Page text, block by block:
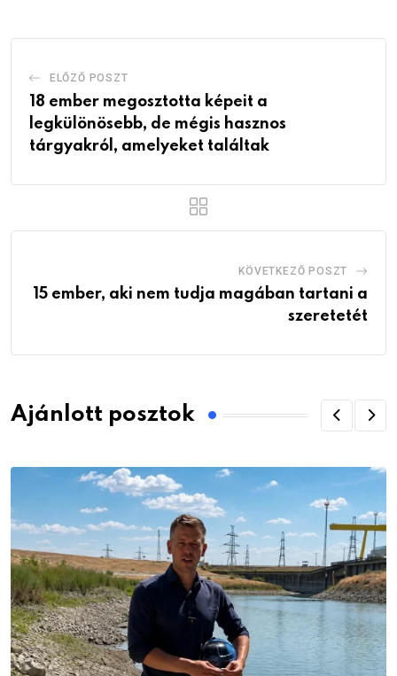
ELŐZŐ POSZT
18 ember megosztotta képeit a
legkülönösebb, de mégis hasznos
tárgyakról, amelyeket találtak
KÖVETKEZŐ POSZT
15 ember, aki nem tudja magában tartani a
szeretetét
Ajánlott posztok